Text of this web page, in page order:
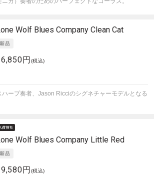
Wolf Blues Company Clean Cat
円 (税込)
ープ奏者、Jason Ricciのシグネチャーモデルとなる
Wolf Blues Company Little Red
円 (税込)